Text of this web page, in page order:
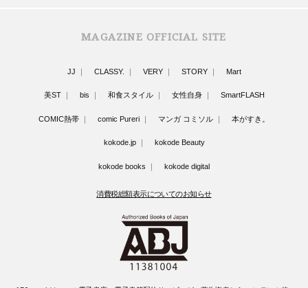
MAGAZINE OFFICIAL SITE
JJ CLASSY. VERY STORY Mart
美ST bis 和食スタイル 女性自身 SmartFLASH
COMIC熱帯 comic Pureri マンガ コミソル 本がすき。
kokode.jp kokode Beauty
kokode books kokode digital
消費税総額表示についてのお知らせ